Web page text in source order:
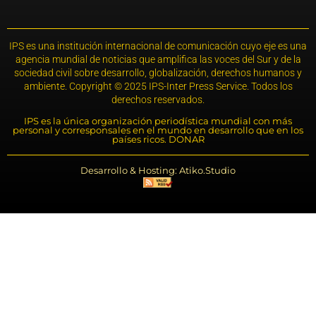
IPS es una institución internacional de comunicación cuyo eje es una
agencia mundial de noticias que amplifica las voces del Sur y de la
sociedad civil sobre desarrollo, globalización, derechos humanos y
ambiente. Copyright © 2025 IPS-Inter Press Service. Todos los
derechos reservados.
IPS es la única organización periodística mundial con más
personal y corresponsales en el mundo en desarrollo que en los
países ricos. DONAR
Desarrollo & Hosting: Atiko.Studio